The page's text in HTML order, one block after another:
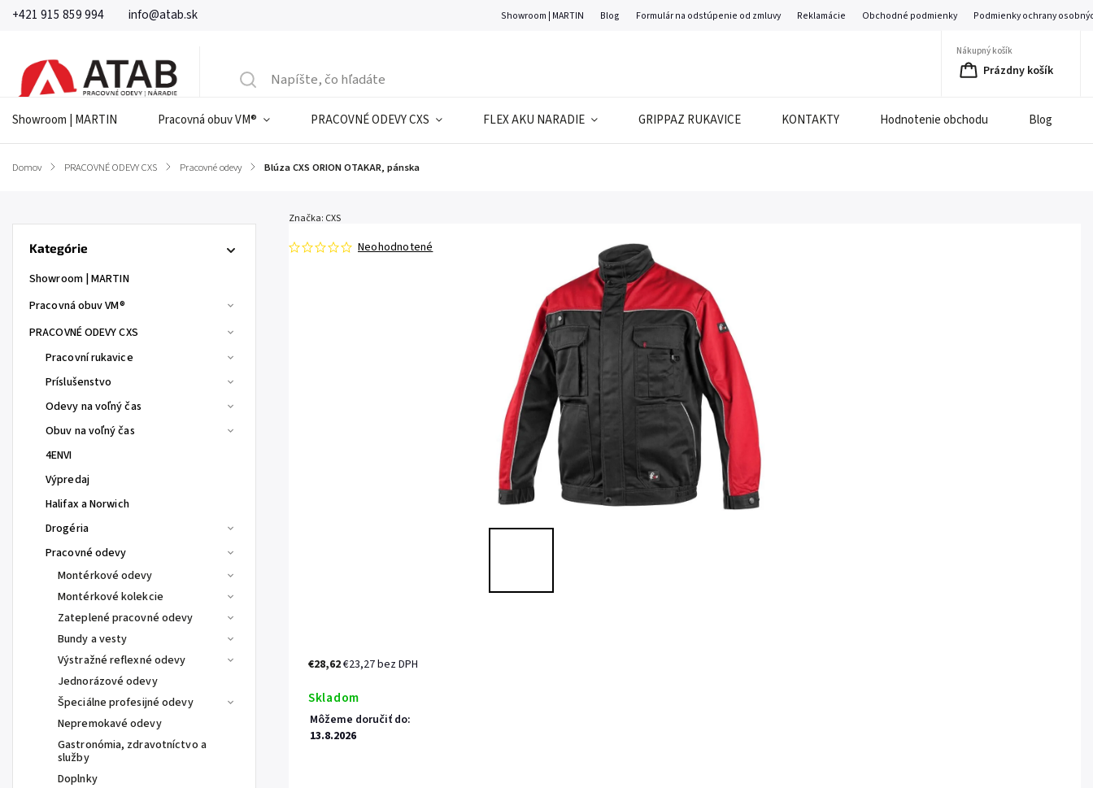
+421 915 859 994 info@atab.sk Showroom | MARTIN Blog Formulár na odstúpenie od zmluvy Reklamácie Obchodné podmienky Podmienky ochrany
Nákupný košík
Prázdny košík
Showroom | MARTIN Pracovná obuv VM® PRACOVNÉ ODEVY CXS FLEX AKU NARADIE GRIPPAZ RUKAVICE KONTAKTY Hodnotenie obchodu Blog
Domov / PRACOVNÉ ODEVY CXS / Pracovné odevy / Blúza CXS ORION OTAKAR, pánska
Kategórie
Showroom | MARTIN
Pracovná obuv VM®
PRACOVNÉ ODEVY CXS
Pracovní rukavice
Príslušenstvo
Odevy na voľný čas
Obuv na voľný čas
4ENVI
Výpredaj
Halifax a Norwich
Drogéria
Pracovné odevy
Montérkové odevy
Montérkové kolekcie
Zateplené pracovné odevy
Bundy a vesty
Výstražné reflexné odevy
Jednorázové odevy
Špeciálne profesijné odevy
Nepremokavé odevy
Gastronómia, zdravotníctvo a
služby
Doplnky
Neohodnotené
Značka: CXS
€28,62€23,27 bez DPH
Skladom
Môžeme doručiť do:
13.8.2026